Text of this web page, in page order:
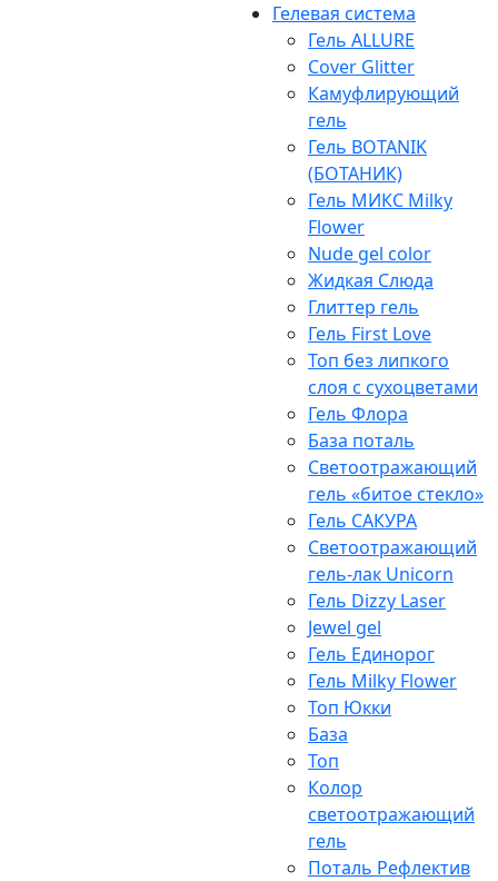
Гелевая система
Гель ALLURE
Cover Glitter
Камуфлирующий
гель
Гель BOTANIK
(БОТАНИК)
Гель МИКС Milky
Flower
Nude gel color
Жидкая Слюда
Глиттер гель
Гель First Love
Топ без липкого
слоя с сухоцветами
Гель Флора
База поталь
Светоотражающий
гель «битое стекло»
Гель САКУРА
Светоотражающий
гель-лак Unicorn
Гель Dizzy Laser
Jewel gel
Гель Единорог
Гель Milky Flower
Топ Юкки
База
Топ
Колор
светоотражающий
гель
Поталь Рефлектив